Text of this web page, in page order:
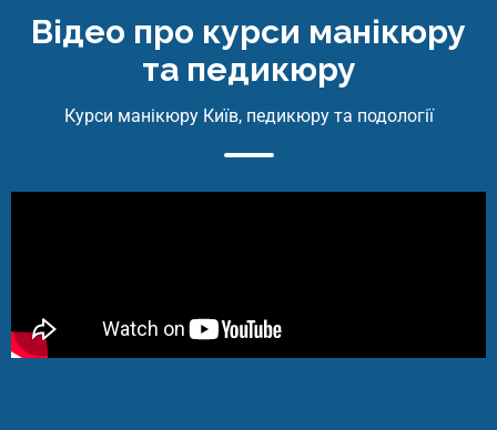
Cпеціаліст-подолог (Професійна
Кваліфікація: Педикюрник
першого класу)
Online | Offline
Відео про курси манікюру
та педикюру
Курси манікюру Київ, педикюру та подології